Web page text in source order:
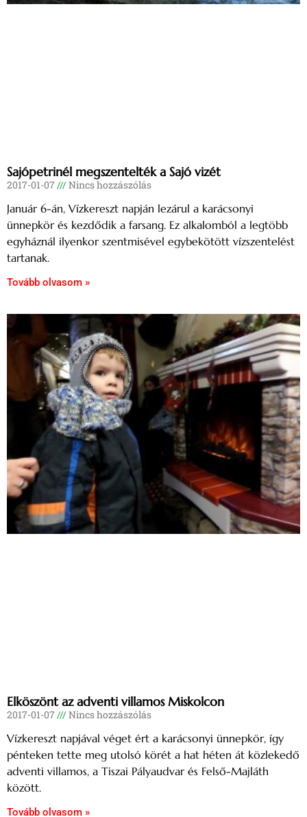
Sajópetrinél megszentelték a Sajó vizét
2017-01-07 Nincs hozzászólás
Január 6-án, Vízkereszt napján lezárul a karácsonyi
ünnepkör és kezdődik a farsang. Ez alkalomból a legtöbb
egyháznál ilyenkor szentmisével egybekötött vízszentelést
tartanak.
Tovább olvasom »
Elköszönt az adventi villamos Miskolcon
2017-01-07 Nincs hozzászólás
Vízkereszt napjával véget ért a karácsonyi ünnepkör, így
pénteken tette meg utolsó körét a hat héten át közlekedő
adventi villamos, a Tiszai Pályaudvar és Felső-Majláth
között.
Tovább olvasom »